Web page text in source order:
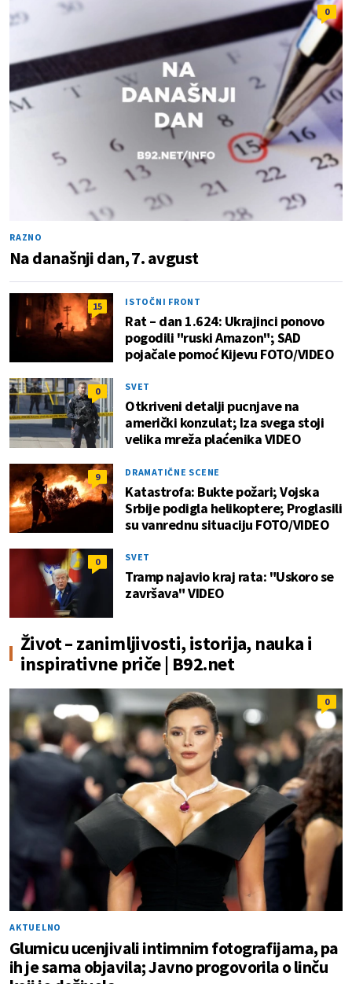
0
RAZNO
Na današnji dan, 7. avgust
15 ISTOČNI FRONT
Rat – dan 1.624: Ukrajinci ponovo
pogodili "ruski Amazon"; SAD
pojačale pomoć Kijevu FOTO/VIDEO
0 SVET
Otkriveni detalji pucnjave na
američki konzulat; Iza svega stoji
velika mreža plaćenika VIDEO
9 DRAMATIČNE SCENE
Katastrofa: Bukte požari; Vojska
Srbije podigla helikoptere; Proglasili
su vanrednu situaciju FOTO/VIDEO
0 SVET
Tramp najavio kraj rata: "Uskoro se
završava" VIDEO
Život – zanimljivosti, istorija, nauka i
inspirativne priče | B92.net
0
AKTUELNO
Glumicu ucenjivali intimnim fotografijama, pa
ih je sama objavila; Javno progovorila o linču